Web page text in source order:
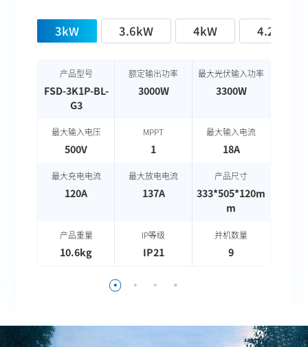
3kW 3.6kW 4kW 4.2kW
产品型号
FSD-3K1P-BL-
G3
额定输出功率
3000W
最大光伏输入功率
3300W
最大输入电压
500V
MPPT
1
最大输入电流
18A
最大充电电流
120A
最大放电电流
137A
产品尺寸
333*505*120m
m
产品重量
10.6kg
IP等级
IP21
并机数量
9